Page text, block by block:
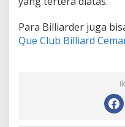
Para Billiarder juga
Que Club Billiard